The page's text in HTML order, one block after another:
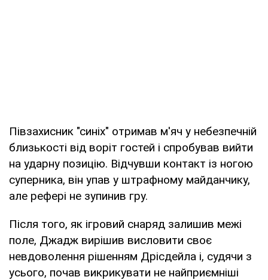
Півзахисник "синіх" отримав м'яч у небезпечній
близькості від воріт гостей і спробував вийти
на ударну позицію. Відчувши контакт із ногою
суперника, він упав у штрафному майданчику,
але рефері не зупинив гру.
Після того, як ігровий снаряд залишив межі
поле, Джадж вирішив висловити своє
невдоволення рішенням Дрісдейла і, судячи з
усього, почав викрикувати не найприємніші